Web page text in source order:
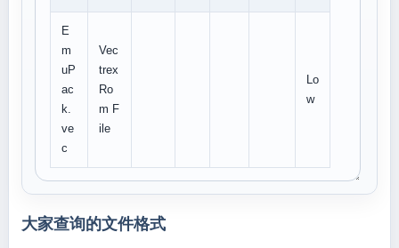
E
m
uP
ac
k.
ve
c
Vec
trex
Ro
m F
ile
Lo
w
大家查询的文件格式